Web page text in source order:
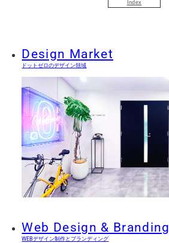
Index
Design Market
ドットゼロのデザイン領域
Web Design & Branding
WEBデザイン制作とブランディング